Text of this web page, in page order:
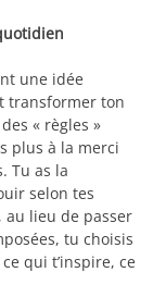
une idée
transformer ton
« règles »
plus à la merci
Tu as la
selon tes
lieu de passer
tu choisis
qui t’inspire, ce